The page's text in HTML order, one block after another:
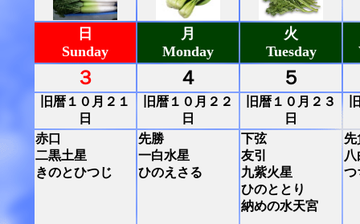
日
Sunday
月
Monday
火
Tuesday
３ ４ ５
旧暦１０月２１
日
旧暦１０月２２
日
旧暦１０月２３
日
赤口
二黒土星
きのとひつじ
先勝
一白水星
ひのえさる
下弦
友引
九紫火星
ひのととり
納めの水天宮
先
つ